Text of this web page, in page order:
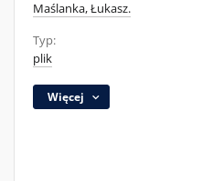
Maślanka, Łukasz.
Typ:
plik
Więcej